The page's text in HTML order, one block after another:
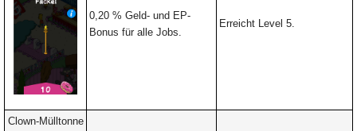
0,20 % Geld- und EP-
Bonus für alle Jobs.
Erreicht Level 5.
Clown-Mülltonne